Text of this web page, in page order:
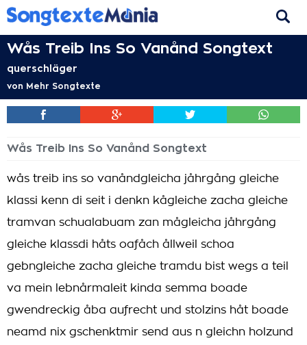
Wås Treib Ins So Vanånd Songtext
querschläger
von Mehr Songtexte
Wås Treib Ins So Vanånd Songtext
wås treib ins so vanåndgleicha jåhrgång gleiche
klassi kenn di seit i denkn kågleiche zacha gleiche
tramvan schualabuam zan mågleicha jåhrgång
gleiche klassdi håts oafåch ållweil schoa
gebngleiche zacha gleiche tramdu bist wegs a teil
va mein lebnårmaleit kinda semma boade
gwendreckig åba aufrecht und stolzins håt boade
neamd nix gschenktmir send aus n gleichn holzund